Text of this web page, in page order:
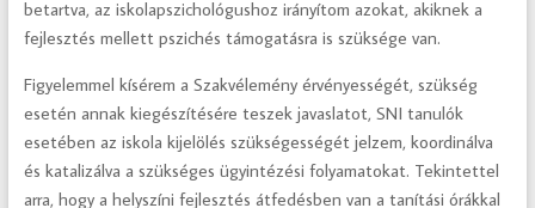
betartva, az iskolapszichológushoz irányítom azokat, akiknek a
fejlesztés mellett pszichés támogatásra is szüksége van.
Figyelemmel kísérem a Szakvélemény érvényességét, szükség
esetén annak kiegészítésére teszek javaslatot, SNI tanulók
esetében az iskola kijelölés szükségességét jelzem, koordinálva
és katalizálva a szükséges ügyintézési folyamatokat. Tekintettel
arra, hogy a helyszíni fejlesztés átfedésben van a tanítási órákkal